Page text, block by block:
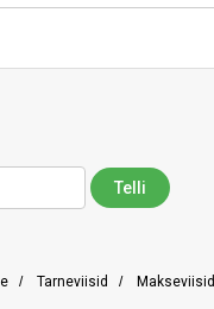
/ Tarneviisid / Makseviisid